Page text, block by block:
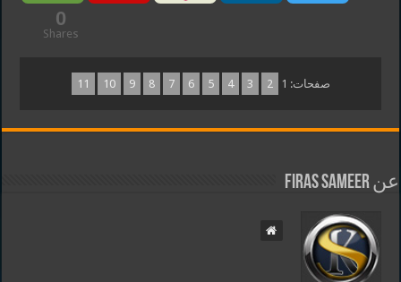
0
Shares
صفحات: 1
2
3
4
5
6
7
8
9
10
11
عن Firas Sameer